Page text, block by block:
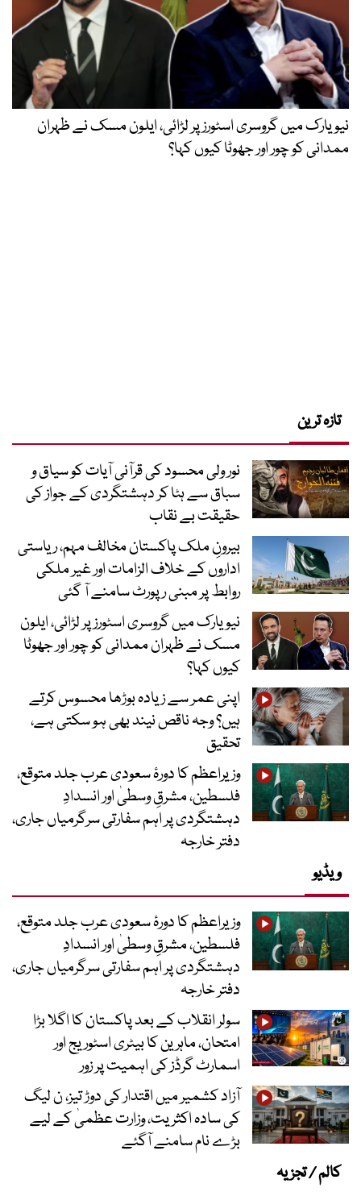
نیویارک میں گروسری اسٹورز پر لڑائی، ایلون مسک نے ظہران
ممدانی کو چور اور جھوٹا کیوں کہا؟
تازہ ترین
نور ولی محسود کی قرآنی آیات کو سیاق و
سباق سے ہٹا کر دہشتگردی کے جواز کی
حقیقت بے نقاب
بیرونِ ملک پاکستان مخالف مہم، ریاستی
اداروں کے خلاف الزامات اور غیر ملکی
روابط پر مبنی رپورٹ سامنے آ گئی
نیویارک میں گروسری اسٹورز پر لڑائی، ایلون
مسک نے ظہران ممدانی کو چور اور جھوٹا
کیوں کہا؟
اپنی عمر سے زیادہ بوڑھا محسوس کرتے
ہیں؟ وجہ ناقص نیند بھی ہو سکتی ہے،
تحقیق
وزیراعظم کا دورۂ سعودی عرب جلد متوقع،
فلسطین، مشرقِ وسطیٰ اور انسدادِ
دہشتگردی پر اہم سفارتی سرگرمیاں جاری،
دفتر خارجہ
ویڈیو
وزیراعظم کا دورۂ سعودی عرب جلد متوقع،
فلسطین، مشرقِ وسطیٰ اور انسدادِ
دہشتگردی پر اہم سفارتی سرگرمیاں جاری،
دفتر خارجہ
سولر انقلاب کے بعد پاکستان کا اگلا بڑا
امتحان، ماہرین کا بیٹری اسٹوریج اور
اسمارٹ گرڈز کی اہمیت پر زور
آزاد کشمیر میں اقتدار کی دوڑ تیز، ن لیگ
کی سادہ اکثریت، وزارت عظمیٰ کے لیے
بڑے نام سامنے آگئے
کالم / تجزیہ